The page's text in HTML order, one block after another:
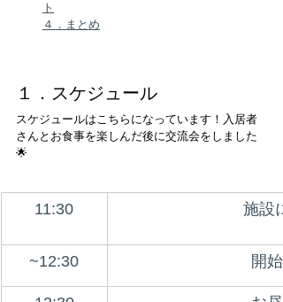
ト
４．まとめ
１．スケジュール
スケジュールはこちらになっています！入居者
さんとお食事を楽しんだ後に交流会をしました
🌟
11:30 施設
~12:30 開始